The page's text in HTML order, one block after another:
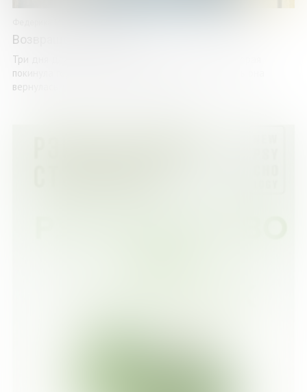
Возвращение в Триест
Три дня длится возвращение в Триест Альмы, которая
покинула город, чтобы начать новую жизнь. Теперь она
вернулась, чтобы забрать неожиданное ...